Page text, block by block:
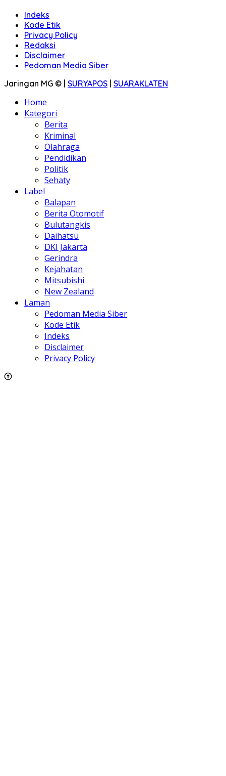
Indeks
Kode Etik
Privacy Policy
Redaksi
Disclaimer
Pedoman Media Siber
Jaringan MG © | SURYAPOS | SUARAKLATEN
Home
Kategori
Berita
Kriminal
Olahraga
Pendidikan
Politik
Sehaty
Label
Balapan
Berita Otomotif
Bulutangkis
Daihatsu
DKI Jakarta
Gerindra
Kejahatan
Mitsubishi
New Zealand
Laman
Pedoman Media Siber
Kode Etik
Indeks
Disclaimer
Privacy Policy